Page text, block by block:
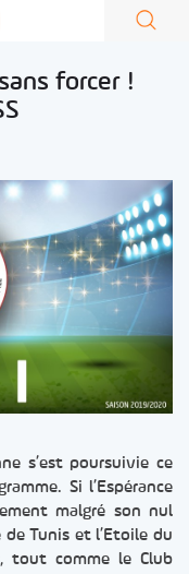
forcer !
s’est poursuivie ce
Si l’Espérance
malgré son nul
de Tunis et l’Etoile du
tout comme le Club